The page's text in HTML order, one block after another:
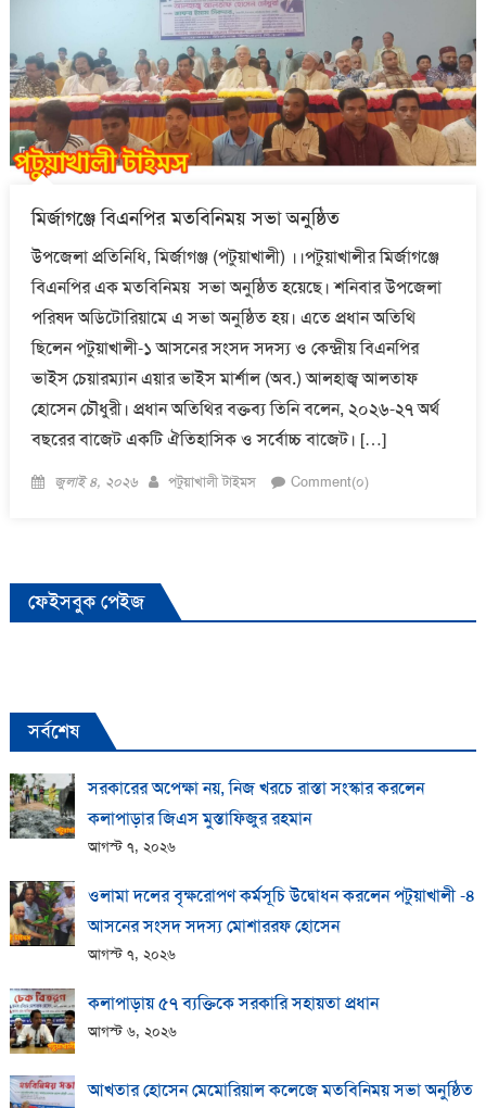
মির্জাগঞ্জে বিএনপির মতবিনিময় সভা অনুষ্ঠিত
উপজেলা প্রতিনিধি, মির্জাগঞ্জ (পটুয়াখালী) ।।পটুয়াখালীর মির্জাগঞ্জে
বিএনপির এক মতবিনিময় সভা অনুষ্ঠিত হয়েছে। শনিবার উপজেলা
পরিষদ অডিটোরিয়ামে এ সভা অনুষ্ঠিত হয়। এতে প্রধান অতিথি
ছিলেন পটুয়াখালী-১ আসনের সংসদ সদস্য ও কেন্দ্রীয় বিএনপির
ভাইস চেয়ারম্যান এয়ার ভাইস মার্শাল (অব.) আলহাজ্ব আলতাফ
হোসেন চৌধুরী। প্রধান অতিথির বক্তব্য তিনি বলেন, ২০২৬-২৭ অর্থ
বছরের বাজেট একটি ঐতিহাসিক ও সর্বোচ্চ বাজেট। […]
Posted
জুলাই ৪, ২০২৬ Author
পটুয়াখালী টাইমস Comment(০)
ফেইসবুক পেইজ
সর্বশেষ
সরকারের অপেক্ষা নয়, নিজ খরচে রাস্তা সংস্কার করলেন
কলাপাড়ার জিএস মুস্তাফিজুর রহমান
আগস্ট ৭, ২০২৬
ওলামা দলের বৃক্ষরোপণ কর্মসূচি উদ্বোধন করলেন পটুয়াখালী -৪
আসনের সংসদ সদস্য মোশাররফ হোসেন
আগস্ট ৭, ২০২৬
কলাপাড়ায় ​৫৭ ব্যক্তিকে সরকারি সহায়তা প্রধান
আগস্ট ৬, ২০২৬
আখতার হোসেন মেমোরিয়াল কলেজে মতবিনিময় সভা অনুষ্ঠিত